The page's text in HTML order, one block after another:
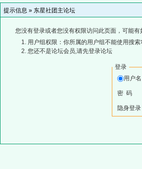
提示信息 » 东星社团主论坛
您没有登录或者您没有权限访问此页面，可能有
用户组权限：你所属的用户组不能使用搜索
您还不是论坛会员,请先登录论坛
登录
用户名
密 码
隐身登录